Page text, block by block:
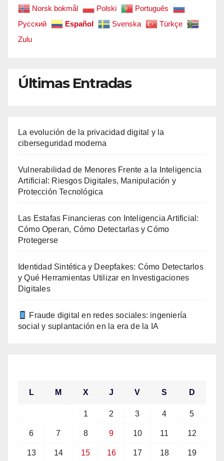
Norsk bokmål
Polski
Português
Русский
Español Svenska
Türkçe
Zulu
Últimas Entradas
La evolución de la privacidad digital y la
ciberseguridad moderna
Vulnerabilidad de Menores Frente a la Inteligencia
Artificial: Riesgos Digitales, Manipulación y
Protección Tecnológica
Las Estafas Financieras con Inteligencia Artificial:
Cómo Operan, Cómo Detectarlas y Cómo
Protegerse
Identidad Sintética y Deepfakes: Cómo Detectarlos
y Qué Herramientas Utilizar en Investigaciones
Digitales
Fraude digital en redes sociales: ingeniería
social y suplantación en la era de la IA
L M X J V S D
1 2 3 4 5
6 7 8 9 10 11 12
13 14 15 16 17 18 19